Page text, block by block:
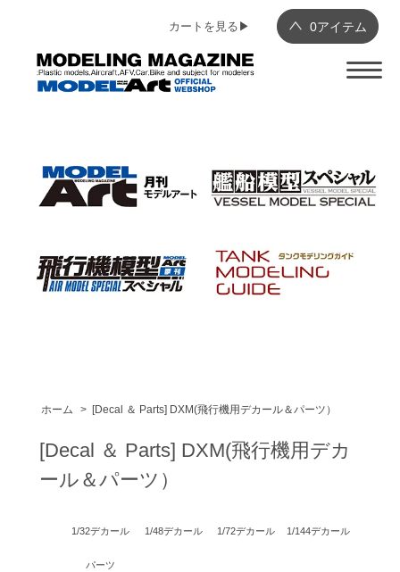
0アイテム
カートを見る▶︎
ホーム > [Decal ＆ Parts] DXM(飛行機用デカール＆パーツ）
[Decal ＆ Parts] DXM(飛行機用デカ
ール＆パーツ）
1/32デカール 1/48デカール 1/72デカール 1/144デカール
パーツ